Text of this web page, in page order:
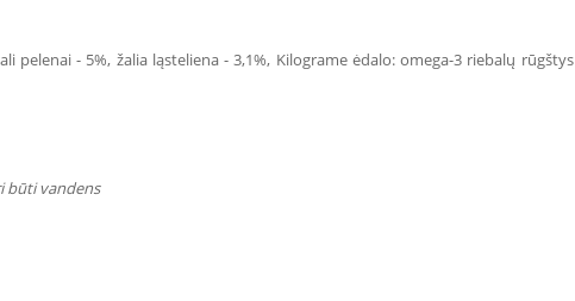
pelenai - 5%, žalia ląsteliena - 3,1%, Kilograme ėdalo: omega-3 riebalų
būti vandens